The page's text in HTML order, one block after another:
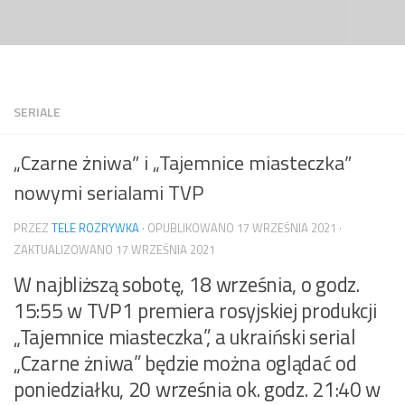
SERIALE
„Czarne żniwa” i „Tajemnice miasteczka”
nowymi serialami TVP
PRZEZ TELE ROZRYWKA · OPUBLIKOWANO 17 WRZEŚNIA 2021 ·
ZAKTUALIZOWANO 17 WRZEŚNIA 2021
W najbliższą sobotę, 18 września, o godz.
15:55 w TVP1 premiera rosyjskiej produkcji
„Tajemnice miasteczka”, a ukraiński serial
„Czarne żniwa” będzie można oglądać od
poniedziałku, 20 września ok. godz. 21:40 w